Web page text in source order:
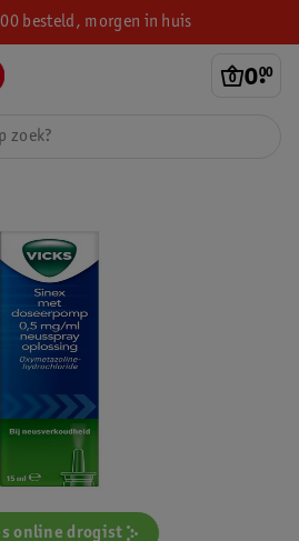
besteld, morgen in huis
0.
00
online drogist